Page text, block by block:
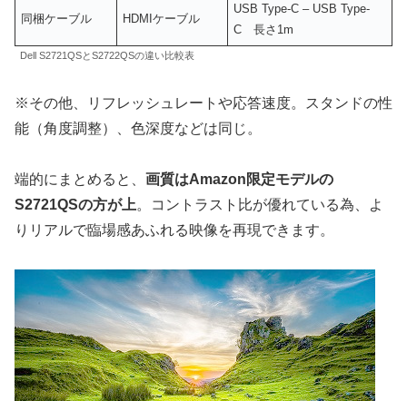
同梱ケーブル HDMIケーブル
USB Type-C – USB Type-
C 長さ1m
Dell S2721QSとS2722QSの違い比較表
※その他、リフレッシュレートや応答速度。スタンドの性
能（角度調整）、色深度などは同じ。
端的にまとめると、 画質はAmazon限定モデルの
S2721QSの方が上。コントラスト比が優れている為、よ
りリアルで臨場感あふれる映像を再現できます。